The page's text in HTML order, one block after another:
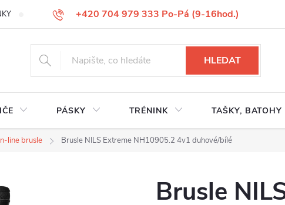
+420 704 979 333 Po-Pá (9-16hod.)
VÝMĚNA ZBOŽÍ REKLAMACE ZBOŽÍ ODSTOUPENÍ OD KUPNÍ
HLEDAT
PÁSKY TRÉNINK TAŠKY, BATOHY
line brusle Brusle NILS Extreme NH10905.2 4v1 duhové/bílé
Brusle